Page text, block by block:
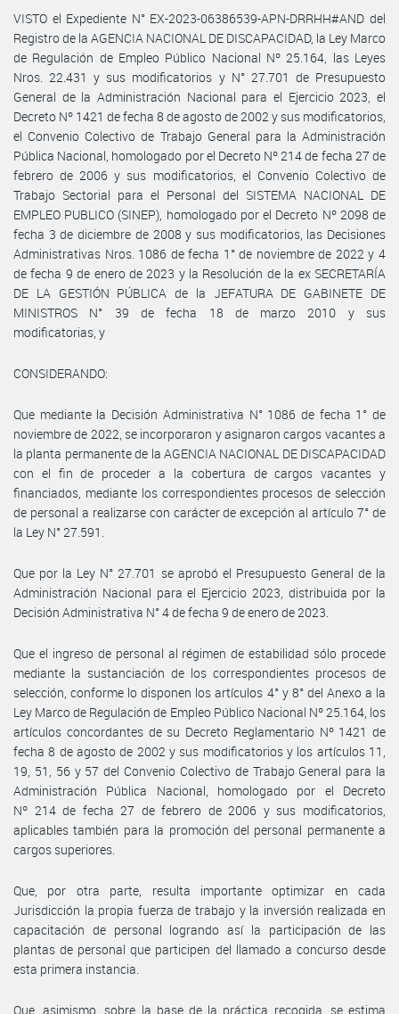
VISTO el Expediente N° EX-2023-06386539-APN-DRRHH#AND del
Registro de la AGENCIA NACIONAL DE DISCAPACIDAD, la Ley Marco
de Regulación de Empleo Público Nacional Nº 25.164, las Leyes
Nros. 22.431 y sus modificatorios y N° 27.701 de Presupuesto
General de la Administración Nacional para el Ejercicio 2023, el
Decreto Nº 1421 de fecha 8 de agosto de 2002 y sus modificatorios,
el Convenio Colectivo de Trabajo General para la Administración
Pública Nacional, homologado por el Decreto Nº 214 de fecha 27 de
febrero de 2006 y sus modificatorios, el Convenio Colectivo de
Trabajo Sectorial para el Personal del SISTEMA NACIONAL DE
EMPLEO PUBLICO (SINEP), homologado por el Decreto Nº 2098 de
fecha 3 de diciembre de 2008 y sus modificatorios, las Decisiones
Administrativas Nros. 1086 de fecha 1° de noviembre de 2022 y 4
de fecha 9 de enero de 2023 y la Resolución de la ex SECRETARÍA
DE LA GESTIÓN PÚBLICA de la JEFATURA DE GABINETE DE
MINISTROS N° 39 de fecha 18 de marzo 2010 y sus
modificatorias, y
CONSIDERANDO:
Que mediante la Decisión Administrativa N° 1086 de fecha 1° de
noviembre de 2022, se incorporaron y asignaron cargos vacantes a
la planta permanente de la AGENCIA NACIONAL DE DISCAPACIDAD
con el fin de proceder a la cobertura de cargos vacantes y
financiados, mediante los correspondientes procesos de selección
de personal a realizarse con carácter de excepción al artículo 7° de
la Ley N° 27.591.
Que por la Ley N° 27.701 se aprobó el Presupuesto General de la
Administración Nacional para el Ejercicio 2023, distribuida por la
Decisión Administrativa N° 4 de fecha 9 de enero de 2023.
Que el ingreso de personal al régimen de estabilidad sólo procede
mediante la sustanciación de los correspondientes procesos de
selección, conforme lo disponen los artículos 4° y 8° del Anexo a la
Ley Marco de Regulación de Empleo Público Nacional Nº 25.164, los
artículos concordantes de su Decreto Reglamentario Nº 1421 de
fecha 8 de agosto de 2002 y sus modificatorios y los artículos 11,
19, 51, 56 y 57 del Convenio Colectivo de Trabajo General para la
Administración Pública Nacional, homologado por el Decreto
Nº 214 de fecha 27 de febrero de 2006 y sus modificatorios,
aplicables también para la promoción del personal permanente a
cargos superiores.
Que, por otra parte, resulta importante optimizar en cada
Jurisdicción la propia fuerza de trabajo y la inversión realizada en
capacitación de personal logrando así la participación de las
plantas de personal que participen del llamado a concurso desde
esta primera instancia.
Que, asimismo, sobre la base de la práctica recogida, se estima